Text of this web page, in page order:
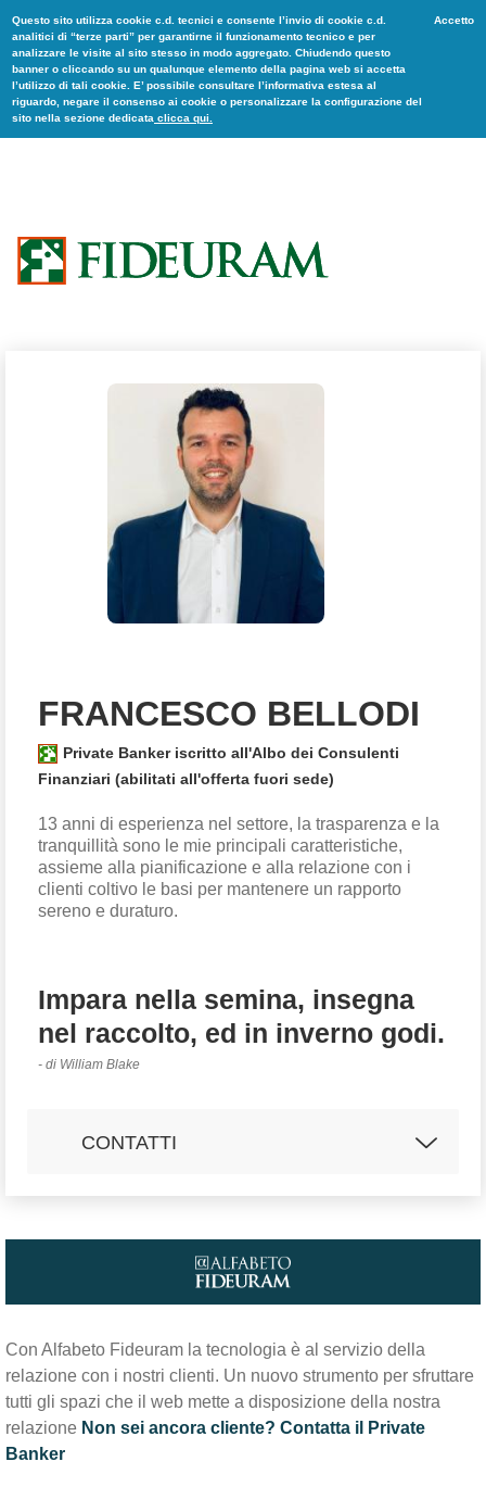
Questo sito utilizza cookie c.d. tecnici e consente l’invio di cookie c.d.
analitici di “terze parti” per garantirne il funzionamento tecnico e per
analizzare le visite al sito stesso in modo aggregato. Chiudendo questo
banner o cliccando su un qualunque elemento della pagina web si accetta
l’utilizzo di tali cookie. E’ possibile consultare l’informativa estesa al
riguardo, negare il consenso ai cookie o personalizzare la configurazione del
sito nella sezione dedicata clicca qui.
Accetto
FRANCESCO BELLODI
Private Banker iscritto all'Albo dei Consulenti
Finanziari (abilitati all'offerta fuori sede)
13 anni di esperienza nel settore, la trasparenza e la
tranquillità sono le mie principali caratteristiche,
assieme alla pianificazione e alla relazione con i
clienti coltivo le basi per mantenere un rapporto
sereno e duraturo.
Impara nella semina, insegna
nel raccolto, ed in inverno godi.
- di William Blake
CONTATTI
UFFICIO DEL PRIVATE BANKER
Tel:
059/2924111
Fax:
059/2924157
Con Alfabeto Fideuram la tecnologia è al servizio della
relazione con i nostri clienti. Un nuovo strumento per sfruttare
tutti gli spazi che il web mette a disposizione della nostra
relazione Non sei ancora cliente? Contatta il Private
Banker